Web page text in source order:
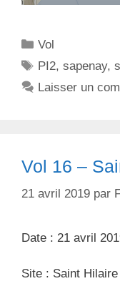
C
a
i
Vol
É
t
t
t
PI2,sapenay,
Laisser un
Vol 16 –
21 avril 2019 par
Date : 21 avril
Site : Saint